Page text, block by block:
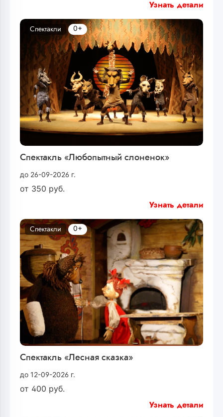
Узнать детали
Спектакль «Любопытный слоненок»
до 26-09-2026 г.
от 350 руб.
Спектакли 0+
Узнать детали
Спектакль «Лесная сказка»
до 12-09-2026 г.
от 400 руб.
Спектакли 0+
Узнать детали